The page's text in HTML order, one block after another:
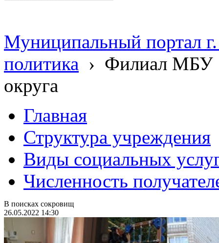
Муниципальный портал
политика › Филиал МБУ
округа
Главная
Структура учреждения
Виды социальных
Численность
В поисках сокровищ
26.05.2022 14:30